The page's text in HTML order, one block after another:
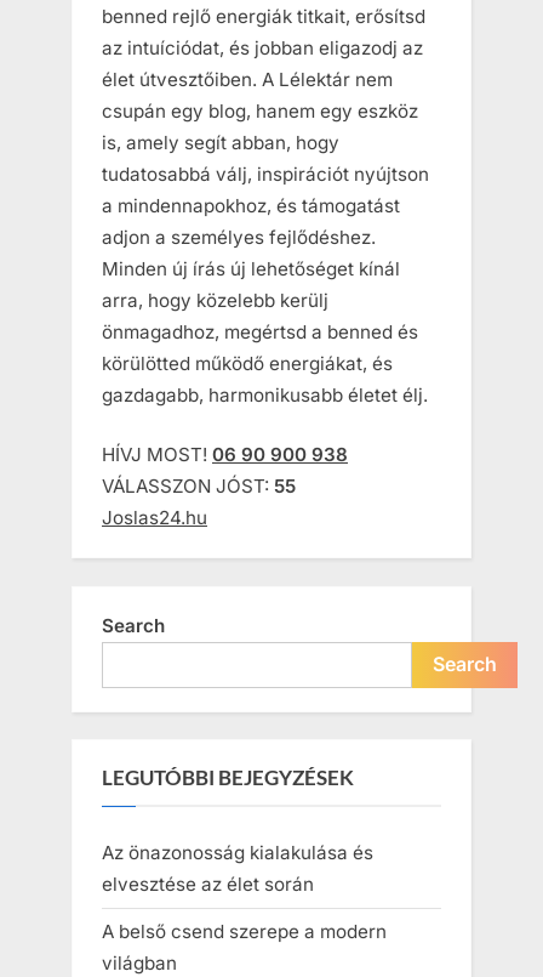
benned rejlő energiák titkait, erősítsd
az intuíciódat, és jobban eligazodj az
élet útvesztőiben. A Lélektár nem
csupán egy blog, hanem egy eszköz
is, amely segít abban, hogy
tudatosabbá válj, inspirációt nyújtson
a mindennapokhoz, és támogatást
adjon a személyes fejlődéshez.
Minden új írás új lehetőséget kínál
arra, hogy közelebb kerülj
önmagadhoz, megértsd a benned és
körülötted működő energiákat, és
gazdagabb, harmonikusabb életet élj.
HÍVJ MOST! 06 90 900 938
VÁLASSZON JÓST: 55
Joslas24.hu
Search
Search
LEGUTÓBBI BEJEGYZÉSEK
Az önazonosság kialakulása és
elvesztése az élet során
A belső csend szerepe a modern
világban